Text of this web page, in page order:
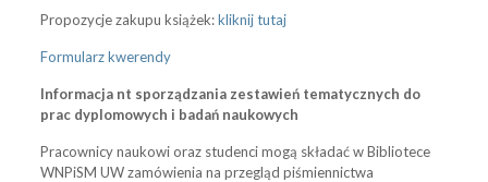
Propozycje zakupu książek:kliknij tutaj
Formularz kwerendy
Informacja nt sporządzania zestawień tematycznych do
prac dyplomowych i badań naukowych
Pracownicy naukowi oraz studenci mogą składać w Bibliotece
WNPiSM UW zamówienia na przegląd piśmiennictwa